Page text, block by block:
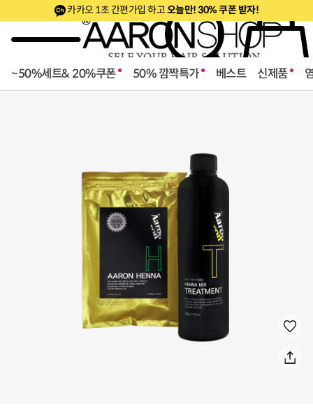
카카오 1초 간편가입 하고오늘만! 30% 쿠폰 받자!
~50%세트& 20%쿠폰 50% 깜짝특가 베스트 신제품